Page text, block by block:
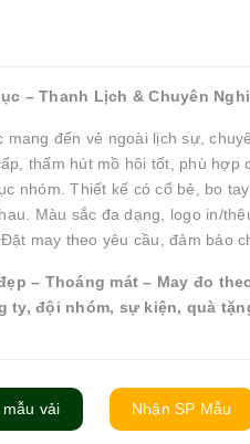
– Thanh Lịch & Chuyên
mang đến vẻ ngoài lịch sự,
thấm hút mồ hôi tốt, phù hợp
nhóm. Thiết kế có cổ bẻ, bo
Màu sắc đa dạng, logo in/
may theo yêu cầu, đảm bảo
– Thoáng mát – May đo
ty, đội nhóm, sự kiện, quà
mẫu vải Nhận SP Mẫu